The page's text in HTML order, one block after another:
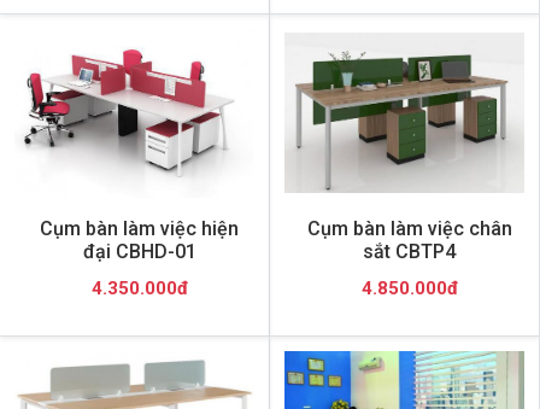
Cụm bàn làm việc hiện
đại CBHD-01
4.350.000đ
Cụm bàn làm việc chân
sắt CBTP4
4.850.000đ